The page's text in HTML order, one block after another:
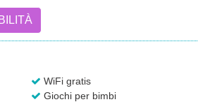
WiFi gratis
Giochi per bimbi